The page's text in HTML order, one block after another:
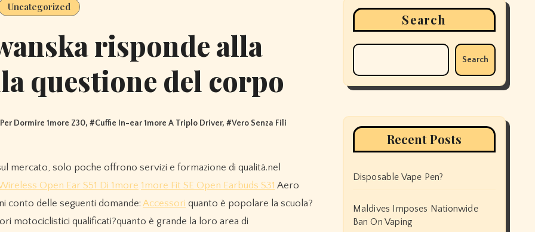
Uncategorized
risponde alla
questione del corpo
Dormire 1more Z30, #Cuffie In-ear 1more A Triplo Driver, #Vero Senza Fili
Open Ear S51 Di 1more 1more Fit SE Open Earbuds S31 Aero
conto delle seguenti domande: Accessori quanto è popolare la scuola?
motociclistici qualificati?quanto è grande la loro area di
Search
Search
Recent Posts
Disposable Vape Pen?
Maldives Imposes Nationwide
Ban On Vaping